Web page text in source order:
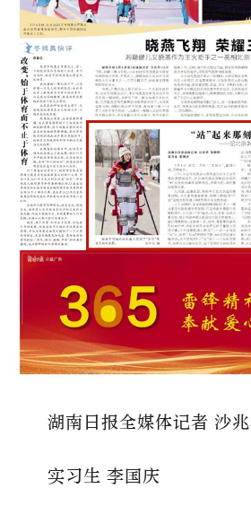
湖南日报全媒体记者 沙
实习生 李国庆